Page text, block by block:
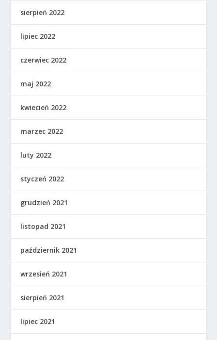
sierpień 2022
lipiec 2022
czerwiec 2022
maj 2022
kwiecień 2022
marzec 2022
luty 2022
styczeń 2022
grudzień 2021
listopad 2021
październik 2021
wrzesień 2021
sierpień 2021
lipiec 2021